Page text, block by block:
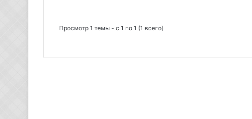
Просмотр 1 темы - с 1 по 1 (1 всего)